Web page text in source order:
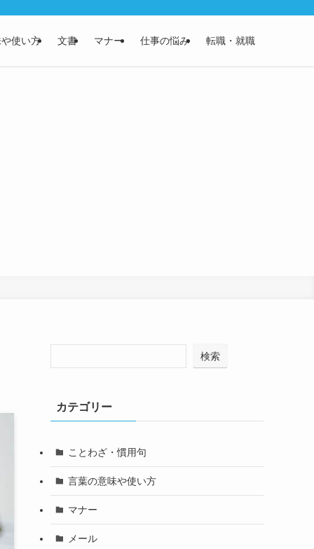
使い方 文書 マナー 仕事の悩み 転職・就職
検索
カテゴリー
ことわざ・慣用句
言葉の意味や使い方
マナー
メール